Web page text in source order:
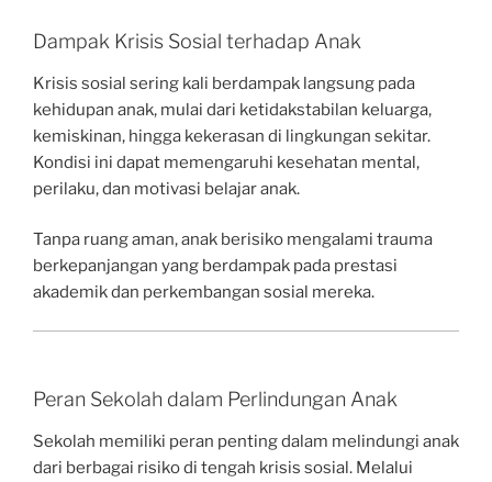
Dampak Krisis Sosial terhadap Anak
Krisis sosial sering kali berdampak langsung pada
kehidupan anak, mulai dari ketidakstabilan keluarga,
kemiskinan, hingga kekerasan di lingkungan sekitar.
Kondisi ini dapat memengaruhi kesehatan mental,
perilaku, dan motivasi belajar anak.
Tanpa ruang aman, anak berisiko mengalami trauma
berkepanjangan yang berdampak pada prestasi
akademik dan perkembangan sosial mereka.
Peran Sekolah dalam Perlindungan Anak
Sekolah memiliki peran penting dalam melindungi anak
dari berbagai risiko di tengah krisis sosial. Melalui